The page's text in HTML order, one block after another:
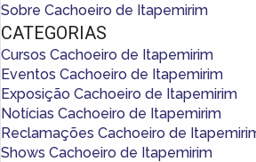
Sobre Cachoeiro de Itapemirim
CATEGORIAS
Cursos Cachoeiro de Itapemirim
Eventos Cachoeiro de Itapemirim
Exposição Cachoeiro de Itapemirim
Notícias Cachoeiro de Itapemirim
Reclamações Cachoeiro de
Shows Cachoeiro de Itapemirim